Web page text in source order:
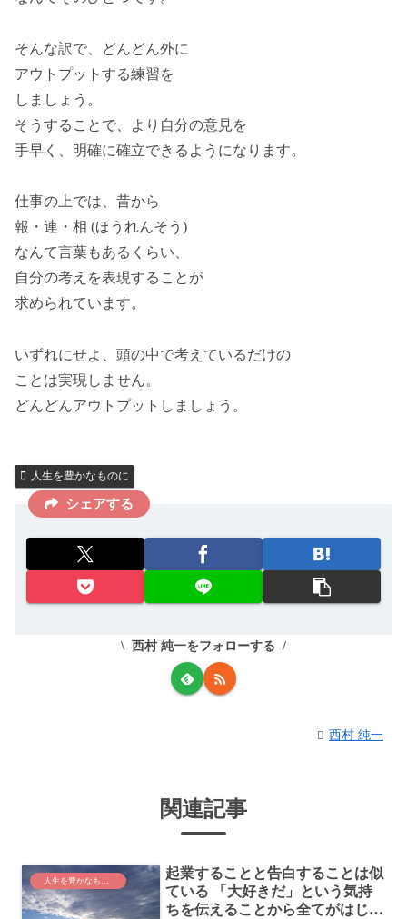
そんな訳で、どんどん外に
アウトプットする練習を
しましょう。
そうすることで、より自分の意見を
手早く、明確に確立できるようになります。
仕事の上では、昔から
報・連・相 (ほうれんそう)
なんて言葉もあるくらい、
自分の考えを表現することが
求められています。
いずれにせよ、頭の中で考えているだけの
ことは実現しません。
どんどんアウトプットしましょう。
人生を豊かなものに
シェアする
西村 純一をフォローする
西村 純一
関連記事
人生を豊かなものに
起業することと告白することは似
ている 「大好きだ」という気持
ちを伝えることから全てがはじま